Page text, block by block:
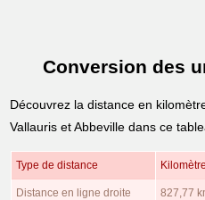
Conversion des
Découvrez la distance en
Vallauris et Abbeville dans ce
Type de distance
Distance en ligne droite 827,77